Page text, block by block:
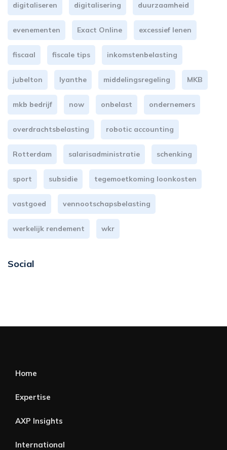
digitaliseren digitalisering duurzaamheid
evenementen Exact Online excessief lenen
fiscaal fiscale tips inkomstenbelasting
jubelton lyanthe middelingsregeling MKB
mkb bedrijf now onbelast ondernemers
overdrachtsbelasting robotic accounting
Rotterdam salarisadministratie schenking
sport subsidie tegemoetkoming loonkosten
vastgoed vennootschapsbelasting
werkelijk rendement wkr
Social
Home
Expertise
AXP Insights
International